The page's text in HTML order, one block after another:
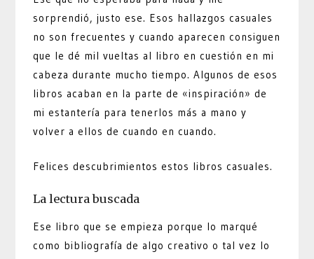
sorprendió, justo ese. Esos hallazgos casuales
no son frecuentes y cuando aparecen consiguen
que le dé mil vueltas al libro en cuestión en mi
cabeza durante mucho tiempo. Algunos de esos
libros acaban en la parte de «inspiración» de
mi estantería para tenerlos más a mano y
volver a ellos de cuando en cuando.
Felices descubrimientos estos libros casuales.
La lectura buscada
Ese libro que se empieza porque lo marqué
como bibliografía de algo creativo o tal vez lo